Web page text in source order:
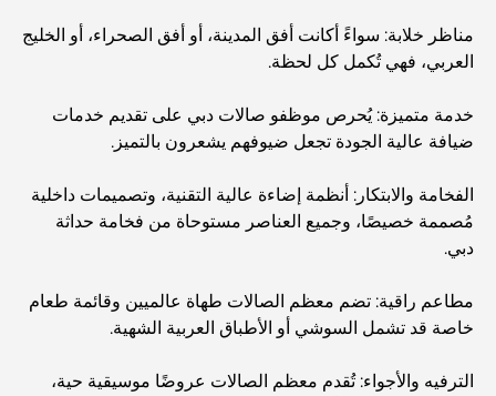
أغلى ماركات البدلات التي تُعرّف مفهوم الخياطة الفاخرة
مطاعم شاطئ J1: وجهة دبي الجديدة لتناول الطعام الفاخر
أغلى ساعات رولكس التي بيعت على الإطلاق
أفضل المقاهي في وسط مدينة دبي: دليل شامل لعشاق القهوة
مناظر خلابة: سواءً أكانت أفق المدينة، أو أفق الصحراء، أو الخليج
العربي، فهي تُكمل كل لحظة.
خدمة متميزة: يُحرص موظفو صالات دبي على تقديم خدمات
ضيافة عالية الجودة تجعل ضيوفهم يشعرون بالتميز.
الفخامة والابتكار: أنظمة إضاءة عالية التقنية، وتصميمات داخلية
مُصممة خصيصًا، وجميع العناصر مستوحاة من فخامة حداثة
دبي.
مطاعم راقية: تضم معظم الصالات طهاة عالميين وقائمة طعام
خاصة قد تشمل السوشي أو الأطباق العربية الشهية.
الترفيه والأجواء: تُقدم معظم الصالات عروضًا موسيقية حية،